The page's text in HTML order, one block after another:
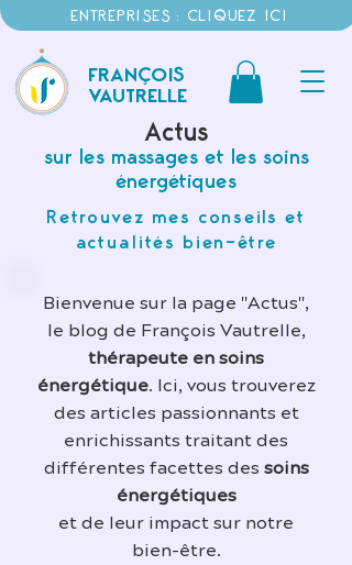
ENTREPRISES : CLIQUEZ ICI
FRANÇOIS
VAUTRELLE
Actus
sur les massages et les soins
énergétiques
Retrouvez mes conseils et
actualités bien-être
Bienvenue sur la page "Actus",
le blog de François Vautrelle,
thérapeute en soins
énergétique. Ici, vous trouverez
des articles passionnants et
enrichissants traitant des
différentes facettes des soins
énergétiques
et de leur impact sur notre
bien-être.